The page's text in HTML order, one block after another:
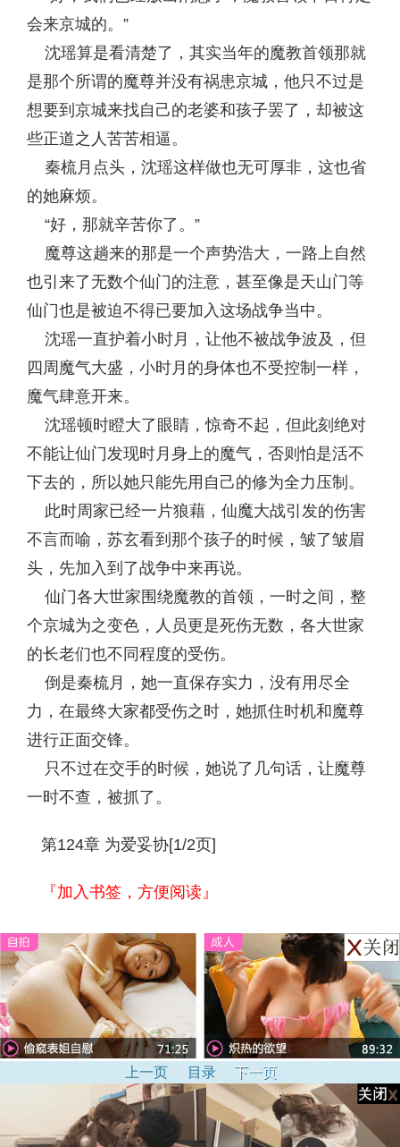
会来京城的。”
沈瑶算是看清楚了，其实当年的魔教首领那就
是那个所谓的魔尊并没有祸患京城，他只不过是
想要到京城来找自己的老婆和孩子罢了，却被这
些正道之人苦苦相逼。
秦梳月点头，沈瑶这样做也无可厚非，这也省
的她麻烦。
“好，那就辛苦你了。”
魔尊这趟来的那是一个声势浩大，一路上自然
也引来了无数个仙门的注意，甚至像是天山门等
仙门也是被迫不得已要加入这场战争当中。
沈瑶一直护着小时月，让他不被战争波及，但
四周魔气大盛，小时月的身体也不受控制一样，
魔气肆意开来。
沈瑶顿时瞪大了眼睛，惊奇不起，但此刻绝对
不能让仙门发现时月身上的魔气，否则怕是活不
下去的，所以她只能先用自己的修为全力压制。
此时周家已经一片狼藉，仙魔大战引发的伤害
不言而喻，苏玄看到那个孩子的时候，皱了皱眉
头，先加入到了战争中来再说。
仙门各大世家围绕魔教的首领，一时之间，整
个京城为之变色，人员更是死伤无数，各大世家
的长老们也不同程度的受伤。
倒是秦梳月，她一直保存实力，没有用尽全
力，在最终大家都受伤之时，她抓住时机和魔尊
进行正面交锋。
只不过在交手的时候，她说了几句话，让魔尊
一时不查，被抓了。
第124章 为爱妥协[1/2页]
『加入书签，方便阅读』
上一页 目录 下一页